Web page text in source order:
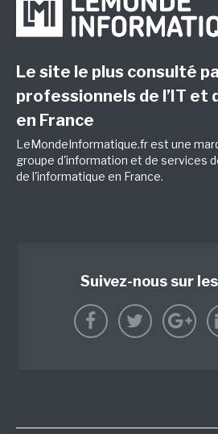
Le site le plus consulté
professionnels de l’IT et
en France
LeMondeInformatique.fr est une
groupe d'information et de services
de l'informatique en France.
Suivez-nous sur